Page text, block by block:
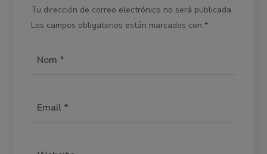
Tu dirección de correo electrónico no será publicada.
Los campos obligatorios están marcados con*